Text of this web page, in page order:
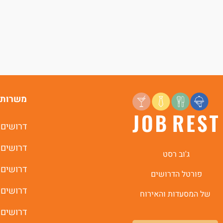
ג'וב רסט
פורטל הדרושים
של המסעדות והאירוח